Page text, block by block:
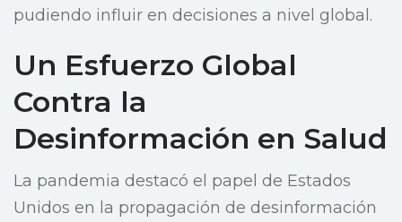
pudiendo influir en decisiones a nivel global.
Un Esfuerzo Global
Contra la
Desinformación en Salud
La pandemia destacó el papel de Estados
Unidos en la propagación de desinformación